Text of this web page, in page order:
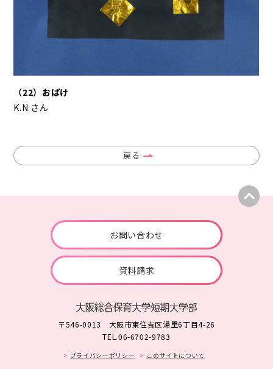
（22）おばけ
K.N.さん
戻る
お問い合わせ
資料請求
〒546-0013 大阪市東住吉区湯里6丁目4-26
TEL.06-6702-9783
プライバシーポリシー このサイトについて